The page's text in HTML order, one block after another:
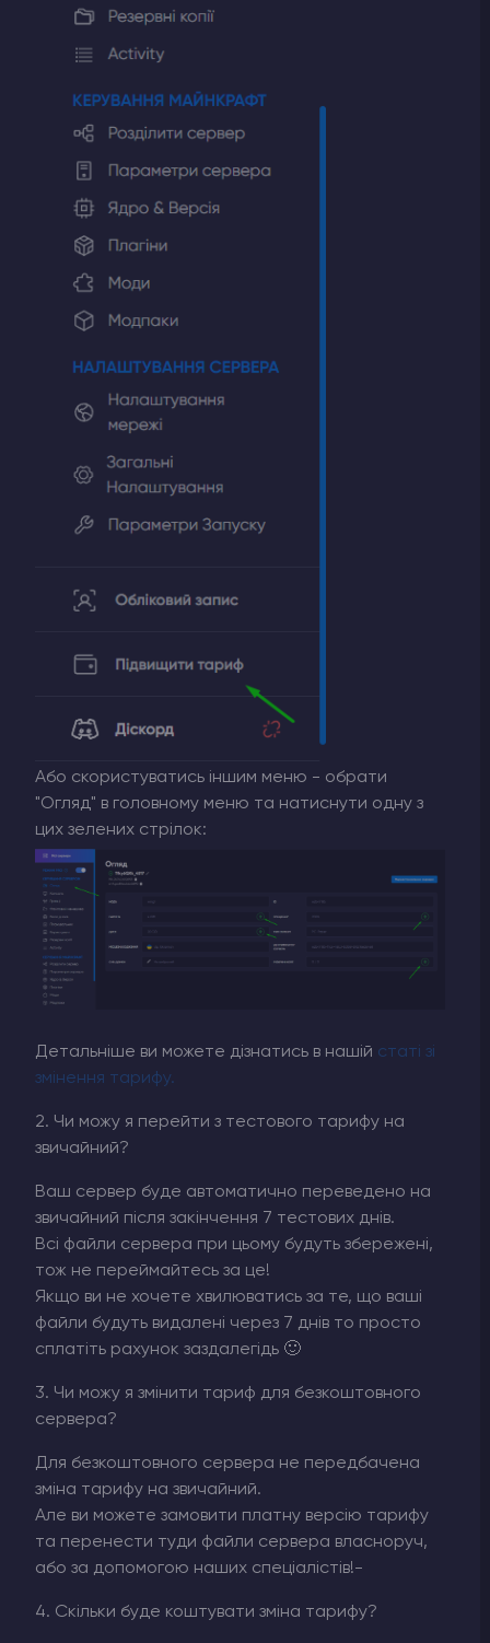
Або скористуватись іншим меню - обрати
"Огляд" в головному меню та натиснути одну з
цих зелених стрілок:
Детальніше ви можете дізнатись в нашій статі зі
змінення тарифу.
2. Чи можу я перейти з тестового тарифу на
звичайний?
Ваш сервер буде автоматично переведено на
звичайний після закінчення 7 тестових днів.
Всі файли сервера при цьому будуть збережені,
тож не переймайтесь за це!
Якщо ви не хочете хвилюватись за те, що ваші
файли будуть видалені через 7 днів то просто
сплатіть рахунок заздалегідь 🙂
3. Чи можу я змінити тариф для безкоштовного
сервера?
Для безкоштовного сервера не передбачена
зміна тарифу на звичайний.
Але ви можете замовити платну версію тарифу
та перенести туди файли сервера власноруч,
або за допомогою наших спеціалістів!-
4. Скільки буде коштувати зміна тарифу?